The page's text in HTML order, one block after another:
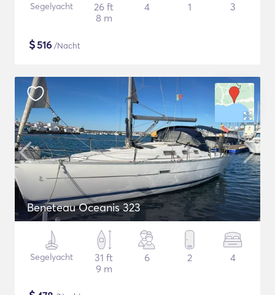
Segelyacht
26 ft
8 m
4 1 3
$516 /Nacht
Beneteau Oceanis 323
Segelyacht
31 ft
9 m
6 2 4